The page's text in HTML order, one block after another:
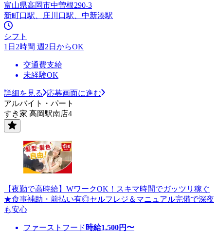
富山県高岡市中曽根290-3
新町口駅、庄川口駅、中新湊駅
シフト
1日2時間 週2日からOK
交通費支給
未経験OK
詳細を見る
応募画面に進む
アルバイト・パート
すき家 高岡駅南店4
【夜勤で高時給】WワークOK！スキマ時間でガッツリ稼ぐ
★食事補助・前払い有◎セルフレジ＆マニュアル完備で深夜
も安心
ファーストフード 時給1,500円〜